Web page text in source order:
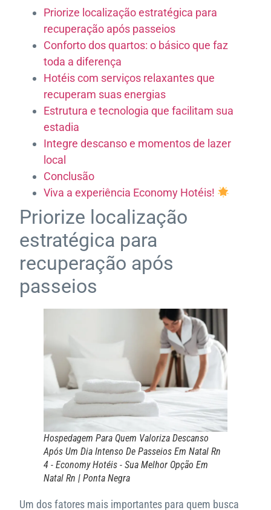
Priorize localização estratégica para
recuperação após passeios
Conforto dos quartos: o básico que faz
toda a diferença
Hotéis com serviços relaxantes que
recuperam suas energias
Estrutura e tecnologia que facilitam sua
estadia
Integre descanso e momentos de lazer
local
Conclusão
Viva a experiência Economy Hotéis!
Priorize localização
estratégica para
recuperação após
passeios
Hospedagem Para Quem Valoriza Descanso
Após Um Dia Intenso De Passeios Em Natal Rn
4 - Economy Hotéis - Sua Melhor Opção Em
Natal Rn | Ponta Negra
Um dos fatores mais importantes para quem busca